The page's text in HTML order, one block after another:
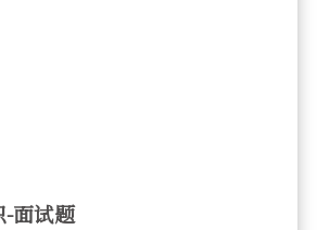
面试题